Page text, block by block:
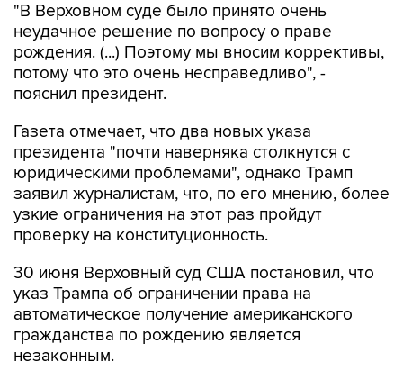
"В Верховном суде было принято очень
неудачное решение по вопросу о праве
рождения. (...) Поэтому мы вносим коррективы,
потому что это очень несправедливо", -
пояснил президент.
Газета отмечает, что два новых указа
президента "почти наверняка столкнутся с
юридическими проблемами", однако Трамп
заявил журналистам, что, по его мнению, более
узкие ограничения на этот раз пройдут
проверку на конституционность.
30 июня Верховный суд США постановил, что
указ Трампа об ограничении права на
автоматическое получение американского
гражданства по рождению является
незаконным.